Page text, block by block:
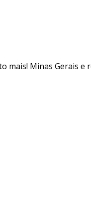
mais! Minas Gerais e